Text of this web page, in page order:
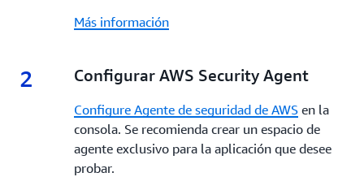
Más información
2 2.
Configurar AWS Security Agent
Configure Agente de seguridad de AWSen la
consola. Se recomienda crear un espacio de
agente exclusivo para la aplicación que desee
probar.